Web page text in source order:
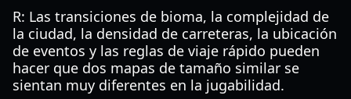
R: Las transiciones de bioma, la complejidad de
la ciudad, la densidad de carreteras, la ubicación
de eventos y las reglas de viaje rápido pueden
hacer que dos mapas de tamaño similar se
sientan muy diferentes en la jugabilidad.